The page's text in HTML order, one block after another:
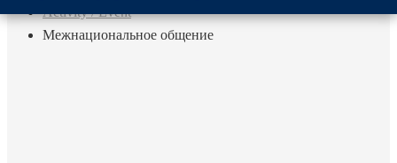
Activity / Event
Межнациональное общение